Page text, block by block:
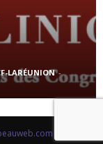
LARÉUNION -